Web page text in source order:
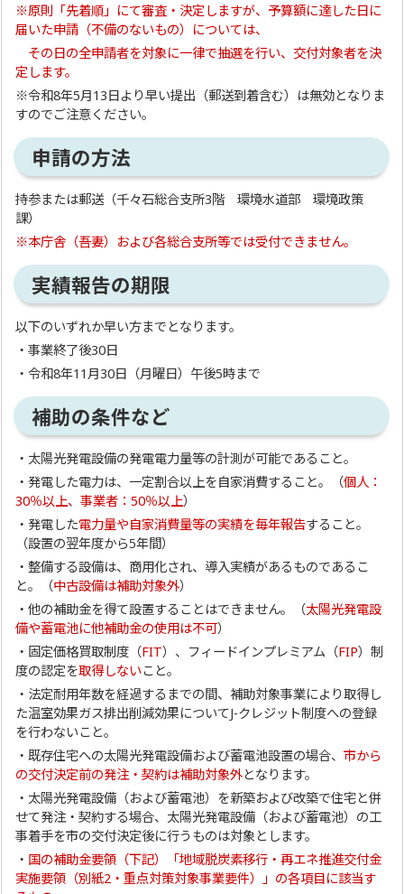
※原則「先着順」にて審査・決定しますが、予算額に達した日に
届いた申請（不備のないもの）については、
その日の全申請者を対象に一律で抽選を行い、交付対象者を決
定します。
※令和8年5月13日より早い提出（郵送到着含む）は無効となりま
すのでご注意ください。
申請の方法
持参または郵送（千々石総合支所3階 環境水道部 環境政策
課）
※本庁舎（吾妻）および各総合支所等では受付できません。
実績報告の期限
以下のいずれか早い方までとなります。
・事業終了後30日
・令和8年11月30日（月曜日）午後5時まで
補助の条件など
・太陽光発電設備の発電電力量等の計測が可能であること。
・発電した電力は、一定割合以上を自家消費すること。（個人：
30％以上、事業者：50％以上）
・発電した電力量や自家消費量等の実績を毎年報告すること。
（設置の翌年度から5年間）
・整備する設備は、商用化され、導入実績があるものであるこ
と。（中古設備は補助対象外）
・他の補助金を得て設置することはできません。（太陽光発電設
備や蓄電池に他補助金の使用は不可）
・固定価格買取制度（FIT）、フィードインプレミアム（FIP）制
度の認定を取得しないこと。
・法定耐用年数を経過するまでの間、補助対象事業により取得し
た温室効果ガス排出削減効果についてJ-クレジット制度への登録
を行わないこと。
・既存住宅への太陽光発電設備および蓄電池設置の場合、市から
の交付決定前の発注・契約は補助対象外となります。
・太陽光発電設備（および蓄電池）を新築および改築で住宅と併
せて発注・契約する場合、太陽光発電設備（および蓄電池）の工
事着手を市の交付決定後に行うものは対象とします。
・ 国の補助金要領（下記）「地域脱炭素移行・再エネ推進交付金
実施要領（別紙2・重点対策対象事業要件）」の各項目に該当す